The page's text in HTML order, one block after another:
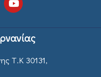
Τ.Κ 30131,